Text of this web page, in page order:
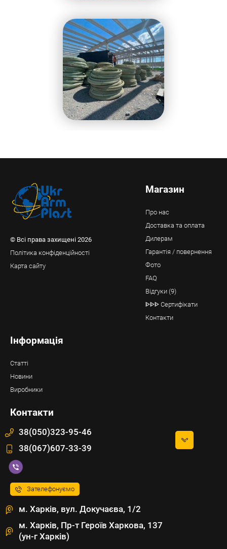
© Всі права захищені 2026
Політика конфіденційності
Карта сайту
Магазин
Про нас
Доставка та оплата
Дилерам
Гарантія / повернення
Фото
FAQ
Відгуки (9)
ᐈᐈᐈ Сертифікати
Контакти
Інформація
Статті
Новини
Виробники
Контакти
38(050)323-95-46
38(067)607-33-39
Зателефонуємо
м. Харків, вул. Докучаєва, 1/2
м. Харків, Пр-т Героїв Харкова, 137
(ун-г Харків)